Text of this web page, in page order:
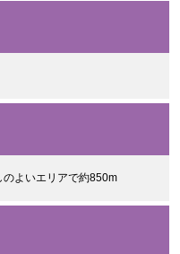
よいエリアで約850m